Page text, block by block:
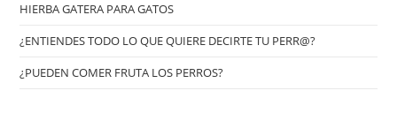
HIERBA GATERA PARA GATOS
¿ENTIENDES TODO LO QUE QUIERE DECIRTE TU PERR@?
¿PUEDEN COMER FRUTA LOS PERROS?